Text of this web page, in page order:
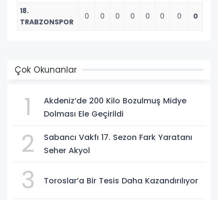
18.
TRABZONSPOR
0 0 0 0 0 0 0 0
Çok Okunanlar
1
Akdeniz’de 200 Kilo Bozulmuş Midye
Dolması Ele Geçirildi
2
Sabancı Vakfı 17. Sezon Fark Yaratanı
Seher Akyol
3 Toroslar’a Bir Tesis Daha Kazandırılıyor